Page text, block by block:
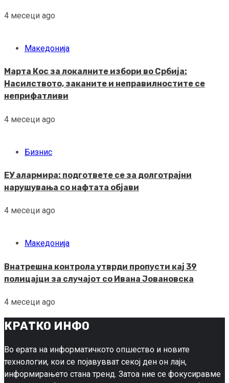
4 месеци ago
Македонија
Марта Кос за локалните избори во Србија:
Насилството, заканите и неправилностите се
неприфатливи
4 месеци ago
Бизнис
ЕУ алармира: подгответе се за долготрајни
нарушувања со нафтата објави
4 месеци ago
Македонија
Внатрешна контрола утврди пропусти кај 39
полицајци за случајот со Ивана Јовановска
4 месеци ago
КРАТКО ИНФО
Во ерата на информатичкото опшество и новите
технологии, кои се појавувват секој ден он лајн,
информирањето стана тренд. Затоа ние се фокусиравме